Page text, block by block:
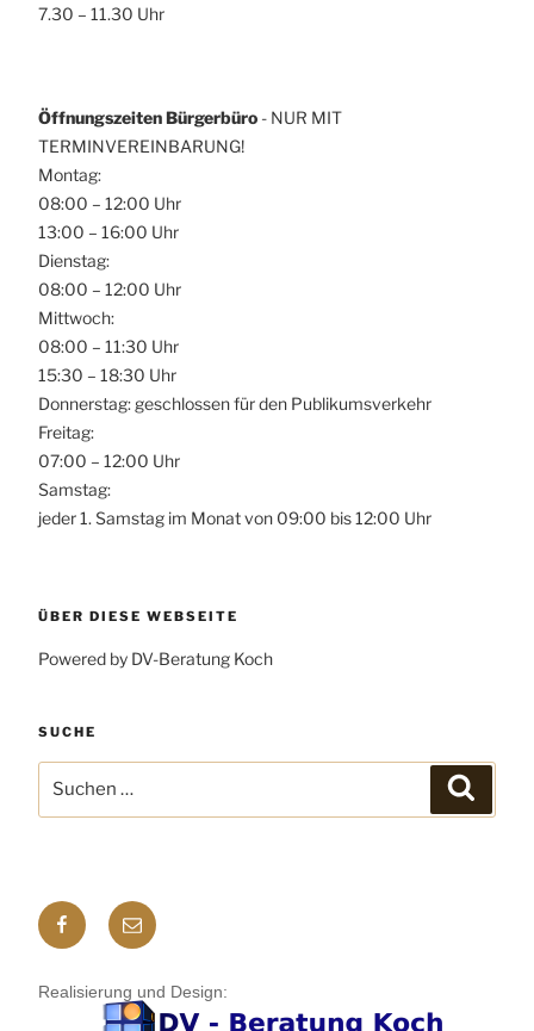
7.30 – 11.30 Uhr
Öffnungszeiten Bürgerbüro - NUR MIT
TERMINVEREINBARUNG!
Montag:
08:00 – 12:00 Uhr
13:00 – 16:00 Uhr
Dienstag:
08:00 – 12:00 Uhr
Mittwoch:
08:00 – 11:30 Uhr
15:30 – 18:30 Uhr
Donnerstag: geschlossen für den Publikumsverkehr
Freitag:
07:00 – 12:00 Uhr
Samstag:
jeder 1. Samstag im Monat von 09:00 bis 12:00 Uhr
ÜBER DIESE WEBSEITE
Powered by DV-Beratung Koch
SUCHE
nach:
Facebook
E-
mail
Realisierung und Design: